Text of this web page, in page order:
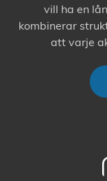
vill ha en
kombinerar
att varje